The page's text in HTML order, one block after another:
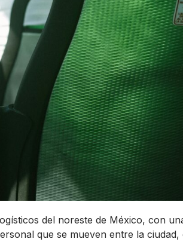
del noreste de México, con
que se mueven entre la ciudad,